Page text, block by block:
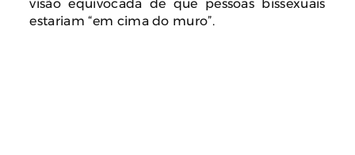
visão equivocada de que pessoas bissexuais
estariam “em cima do muro”.